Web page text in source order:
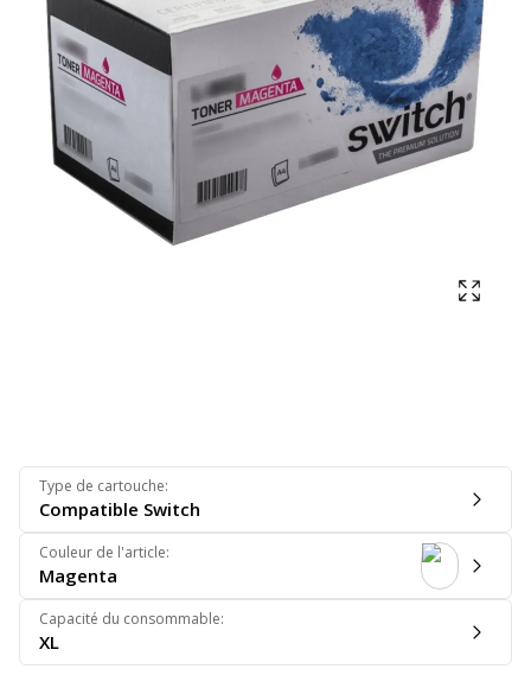
Type de cartouche:
Compatible Switch
Couleur de l'article:
Magenta
Capacité du consommable:
XL